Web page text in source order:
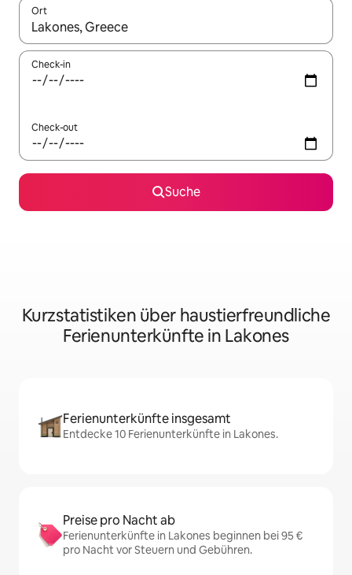
Ort
Wenn Ergebnisse verfügbar sind, navigiere mit den
Check-in
Check-out
Suche
Kurzstatistiken über haustierfreundliche
Ferienunterkünfte in Lakones
Ferienunterkünfte insgesamt
Entdecke 10 Ferienunterkünfte in Lakones.
Preise pro Nacht ab
Ferienunterkünfte in Lakones beginnen bei 95 €
pro Nacht vor Steuern und Gebühren.